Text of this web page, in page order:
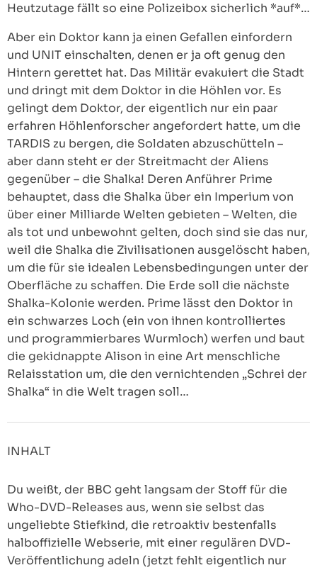
Heutzutage fällt so eine Polizeibox sicherlich *auf*…
Aber ein Doktor kann ja einen Gefallen einfordern
und UNIT einschalten, denen er ja oft genug den
Hintern gerettet hat. Das Militär evakuiert die Stadt
und dringt mit dem Doktor in die Höhlen vor. Es
gelingt dem Doktor, der eigentlich nur ein paar
erfahren Höhlenforscher angefordert hatte, um die
TARDIS zu bergen, die Soldaten abzuschütteln –
aber dann steht er der Streitmacht der Aliens
gegenüber – die Shalka! Deren Anführer Prime
behauptet, dass die Shalka über ein Imperium von
über einer Milliarde Welten gebieten – Welten, die
als tot und unbewohnt gelten, doch sind sie das nur,
weil die Shalka die Zivilisationen ausgelöscht haben,
um die für sie idealen Lebensbedingungen unter der
Oberfläche zu schaffen. Die Erde soll die nächste
Shalka-Kolonie werden. Prime lässt den Doktor in
ein schwarzes Loch (ein von ihnen kontrolliertes
und programmierbares Wurmloch) werfen und baut
die gekidnappte Alison in eine Art menschliche
Relaisstation um, die den vernichtenden „Schrei der
Shalka“ in die Welt tragen soll…
INHALT
Du weißt, der BBC geht langsam der Stoff für die
Who-DVD-Releases aus, wenn sie selbst das
ungeliebte Stiefkind, die retroaktiv bestenfalls
halboffizielle Webserie, mit einer regulären DVD-
Veröffentlichung adeln (jetzt fehlt eigentlich nur